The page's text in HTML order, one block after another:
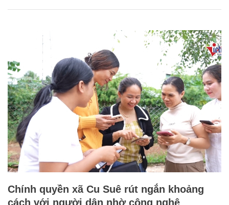
Chính quyền xã Cu Suê rút ngắn khoảng
cách với người dân nhờ công nghệ